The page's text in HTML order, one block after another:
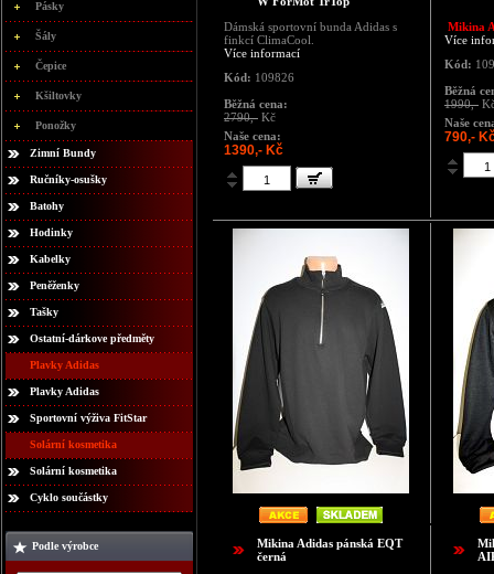
Pásky
Šály
Čepice
Kšiltovky
Ponožky
Zimní Bundy
Ručníky-osušky
Batohy
Hodinky
Kabelky
Peněženky
Tašky
Ostatní-dárkove předměty
Plavky Adidas
Plavky Adidas
Sportovní výživa FitStar
Solární kosmetika
Solární kosmetika
Cyklo součástky
Podle výrobce
Dámská sportovní bunda Adidas s
finkcí ClimaCool.
Více informací
Kód: 109826
Běžná cena:
2790,- Kč
Naše cena:
1390,- Kč
Mikina
Více
Kód:
Běžná
1990,-
Naše
790,-
Mikina Adidas pánská EQT
černá